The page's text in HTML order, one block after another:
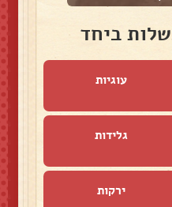
ביחד
עוגיות
גלידות
ירקות